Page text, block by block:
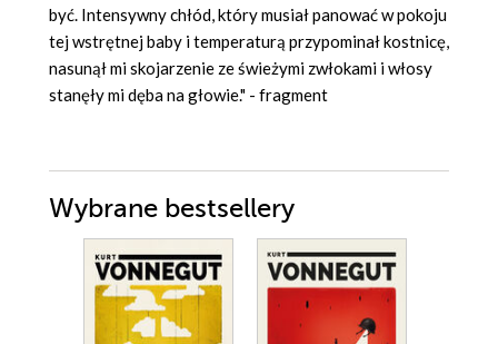
być. Intensywny chłód, który musiał panować w pokoju
tej wstrętnej baby i temperaturą przypominał kostnicę,
nasunął mi skojarzenie ze świeżymi zwłokami i włosy
stanęły mi dęba na głowie." - fragment
Wybrane bestsellery